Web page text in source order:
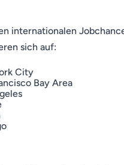
internationalen
sich auf:
City
Bay Area